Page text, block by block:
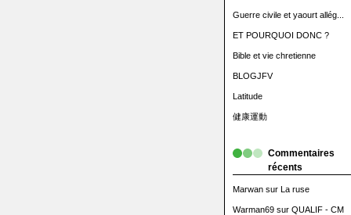
Guerre civile et yaourt allég...
ET POURQUOI DONC ?
Bible et vie chretienne
BLOGJFV
Latitude
健康運動
Commentaires
récents
Marwansur La ruse
Warman69sur QUALIF - CM